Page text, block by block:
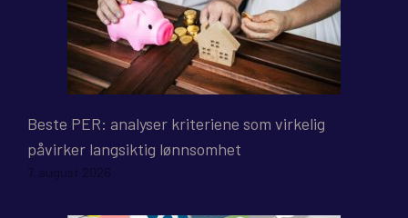
Beste PER: analyser kriteriene som virkelig
påvirker langsiktig lønnsomhet
7. august 2026